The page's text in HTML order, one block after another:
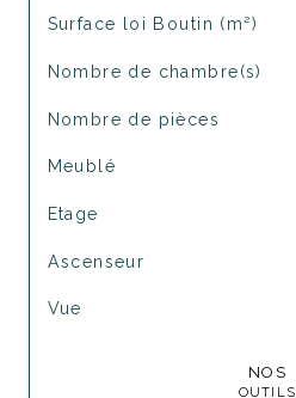
Surface loi Boutin (m²)
Nombre de chambre(s)
Nombre de pièces
Meublé
Etage
Ascenseur
Vue
NOS
OUTILS